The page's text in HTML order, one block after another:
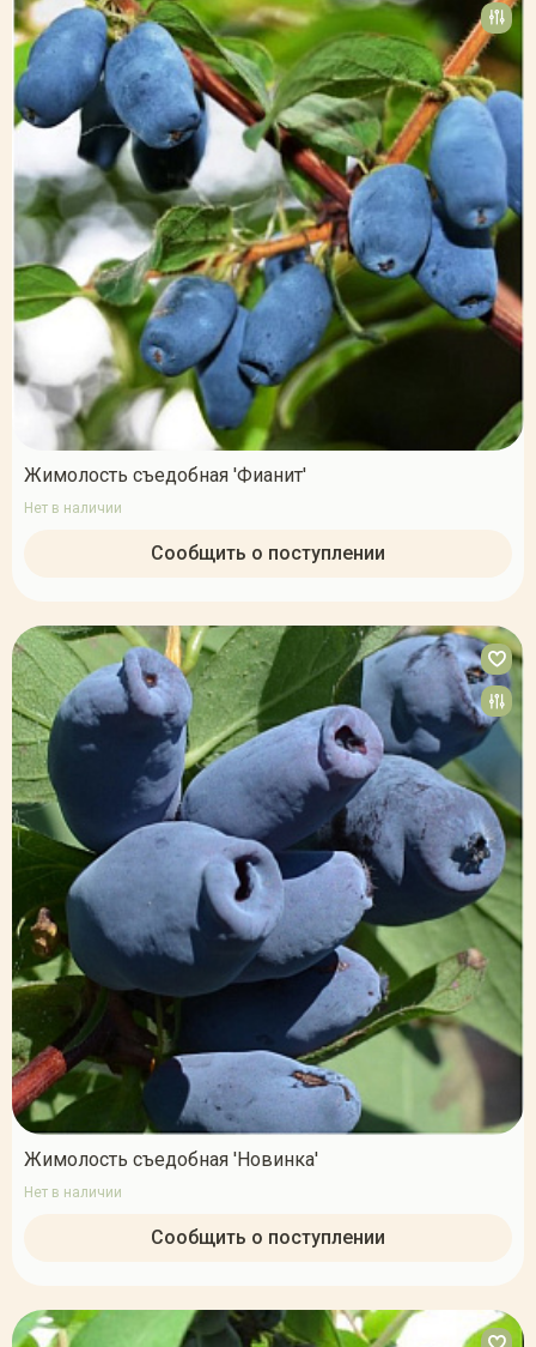
Жимолость съедобная 'Фианит'
Нет в наличии
Сообщить о поступлении
Жимолость съедобная 'Новинка'
Нет в наличии
Сообщить о поступлении